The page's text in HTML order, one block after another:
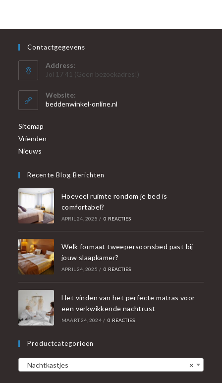
Contactgegevens
Address:
Jol 17 41 (Geen bezoekadres!)
Website:
beddenwinkel-online.nl
Sitemap
Vrienden
Nieuws
Recente Blog Berichten
Hoeveel ruimte rondom je bed is
comfortabel?
APRIL 24, 2025 / 0 REACTIES
Welk formaat tweepersoonsbed past bij
jouw slaapkamer?
APRIL 24, 2025 / 0 REACTIES
Het vinden van het perfecte matras voor
een verkwikkende nachtrust
MAART 24, 2024 / 0 REACTIES
Productcategorieën
×
Nachtkastjes